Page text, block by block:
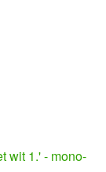
wit 1.' - mono-